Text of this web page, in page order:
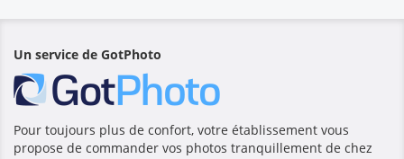
Un service de GotPhoto
Pour toujours plus de confort, votre établissement vous
propose de commander vos photos tranquillement de chez